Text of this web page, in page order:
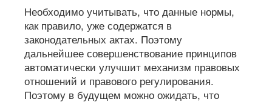
Необходимо учитывать, что данные нормы,
как правило, уже содержатся в
законодательных актах. Поэтому
дальнейшее совершенствование принципов
автоматически улучшит механизм правовых
отношений и правового регулирования.
Поэтому в будущем можно ожидать, что